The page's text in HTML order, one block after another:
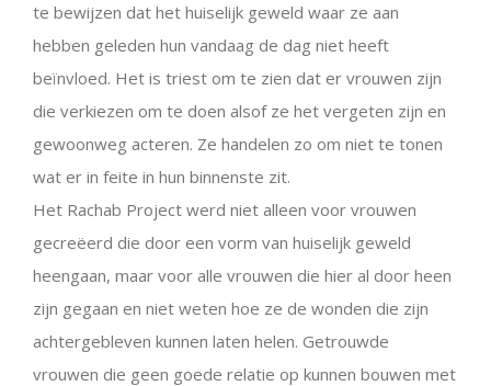
te bewijzen dat het huiselijk geweld waar ze aan
hebben geleden hun vandaag de dag niet heeft
beïnvloed. Het is triest om te zien dat er vrouwen zijn
die verkiezen om te doen alsof ze het vergeten zijn en
gewoonweg acteren. Ze handelen zo om niet te tonen
wat er in feite in hun binnenste zit.
Het Rachab Project werd niet alleen voor vrouwen
gecreëerd die door een vorm van huiselijk geweld
heengaan, maar voor alle vrouwen die hier al door heen
zijn gegaan en niet weten hoe ze de wonden die zijn
achtergebleven kunnen laten helen. Getrouwde
vrouwen die geen goede relatie op kunnen bouwen met